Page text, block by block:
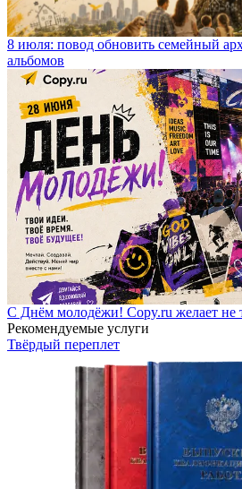
8 июля: повод обновить семейный
альбомов
С Днём молодёжи! Copy.ru желает не
Рекомендуемые услуги
Твёрдый переплет